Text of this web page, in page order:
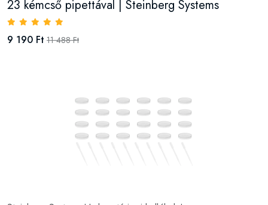
23 kémcső pipettával | Steinberg Systems
9 190 Ft 11 488 Ft